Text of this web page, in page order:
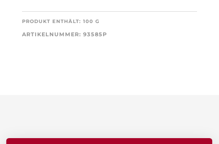
PRODUKT ENTHÄLT: 100 G
ARTIKELNUMMER: 93585P